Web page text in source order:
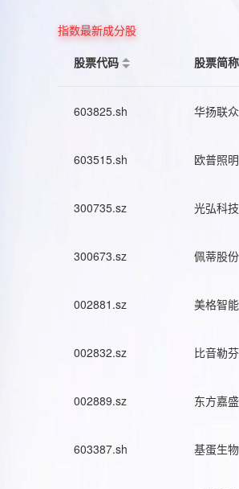
指数最新成分股
股票代码
股票简称
603825.sh 华扬联众
603515.sh 欧普照明
300735.sz 光弘科技
300673.sz 佩蒂股份
002881.sz 美格智能
002832.sz 比音勒芬
002889.sz 东方嘉盛
603387.sh 基蛋生物